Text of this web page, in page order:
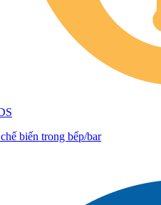
biến trong bếp/bar